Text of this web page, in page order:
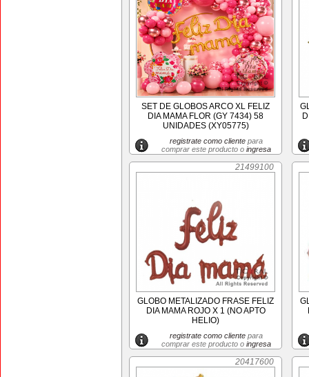
SET DE GLOBOS ARCO XL FELIZ
DIA MAMA FLOR (GY 7434) 58
UNIDADES (XY05775)
registrate como clientepara
comprar este producto o ingresa
21499100
GLOBO METALIZADO FRASE FELIZ
DIA MAMA ROJO X 1 (NO APTO
HELIO)
registrate como clientepara
comprar este producto o ingresa
20417600